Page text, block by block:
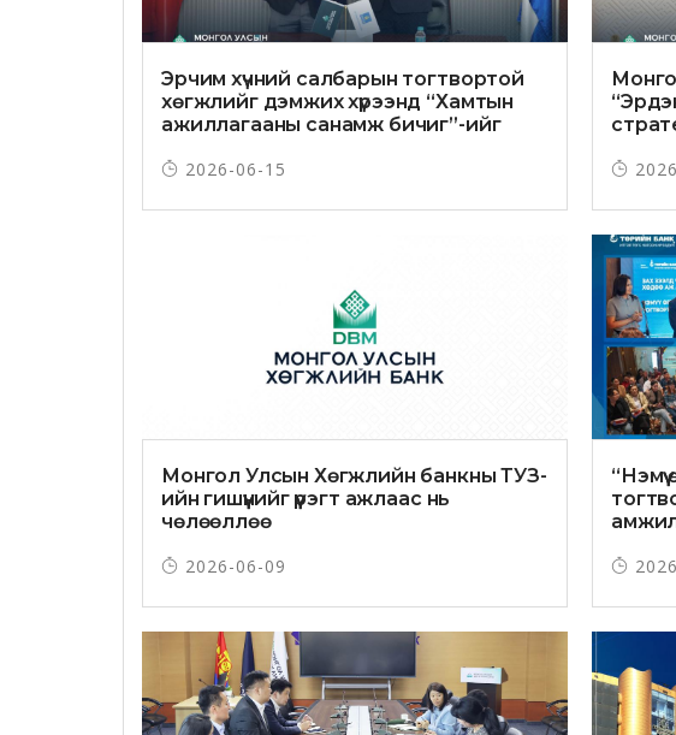
Эрчим хүчний салбарын тогтвортой
хөгжлийг дэмжих хүрээнд “Хамтын
ажиллагааны санамж бичиг”-ийг
2026-06-15
Монгол Улсын Хөгжлийн банкны ТУЗ-
ийн гишүүнийг үүрэгт ажлаас нь
чөлөөллөө
2026-06-09